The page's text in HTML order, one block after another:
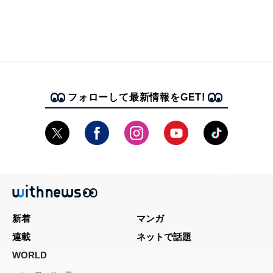
フォローして最新情報をGET!
新着
マンガ
連載
ネットで話題
WORLD